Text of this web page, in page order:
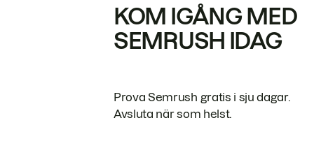
KOM IGÅNG MED
SEMRUSH IDAG
Prova Semrush gratis i sju dagar.
Avsluta när som helst.